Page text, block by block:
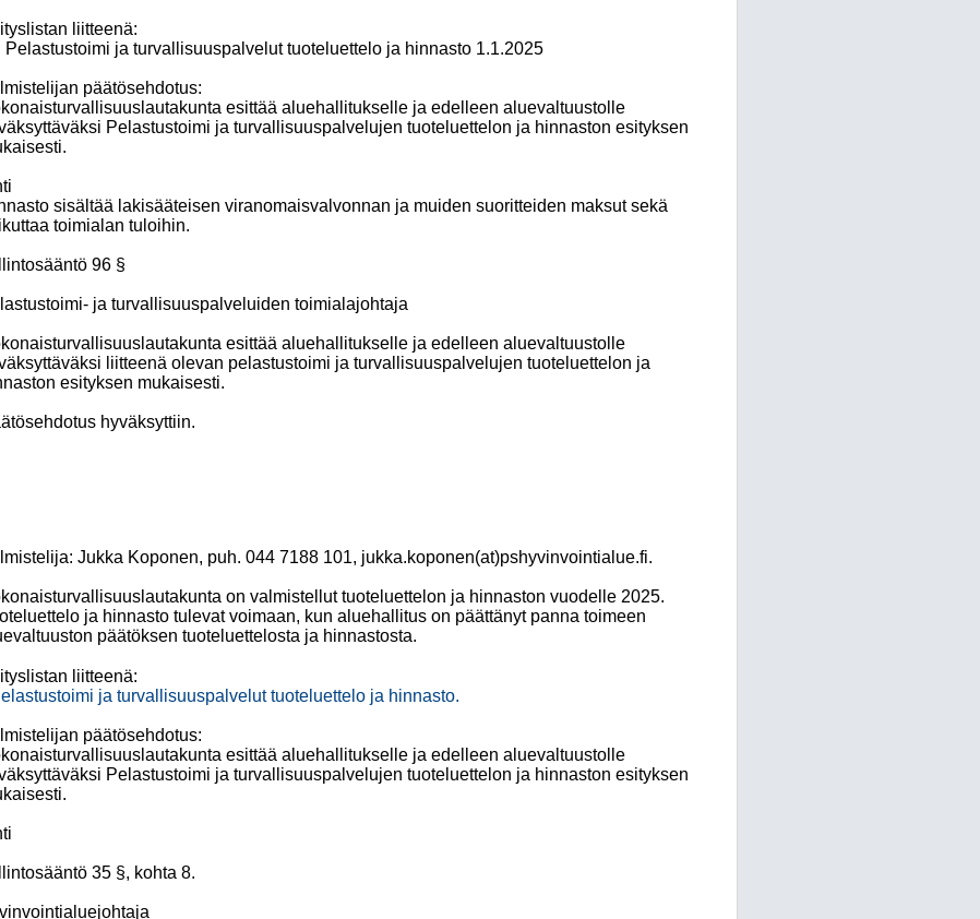
liitteenä:
Pelastustoimi ja turvallisuuspalvelut tuoteluettelo ja hinnasto 1.1.2025
päätösehdotus:
esittää aluehallitukselle ja edelleen aluevaltuustolle
Pelastustoimi ja turvallisuuspalvelujen tuoteluettelon ja hinnaston esityksen
sisältää lakisääteisen viranomaisvalvonnan ja muiden suoritteiden maksut sekä
toimialan tuloihin.
96 §
ja turvallisuuspalveluiden toimialajohtaja
esittää aluehallitukselle ja edelleen aluevaltuustolle
liitteenä olevan pelastustoimi ja turvallisuuspalvelujen tuoteluettelon ja
esityksen mukaisesti.
hyväksyttiin.
Jukka Koponen, puh. 044 7188 101, jukka.koponen(at)pshyvinvointialue.fi.
on valmistellut tuoteluettelon ja hinnaston vuodelle 2025.
ja hinnasto tulevat voimaan, kun aluehallitus on päättänyt panna toimeen
päätöksen tuoteluettelosta ja hinnastosta.
liitteenä:
ja turvallisuuspalvelut tuoteluettelo ja hinnasto.
päätösehdotus:
esittää aluehallitukselle ja edelleen aluevaltuustolle
Pelastustoimi ja turvallisuuspalvelujen tuoteluettelon ja hinnaston esityksen
35 §, kohta 8.